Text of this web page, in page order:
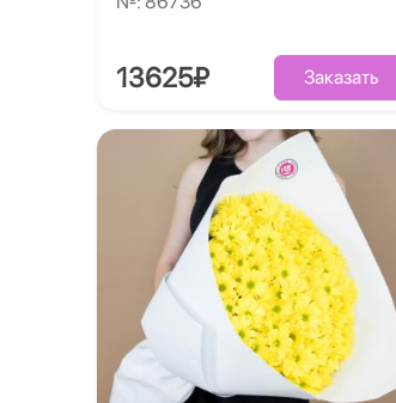
13625₽ Заказать